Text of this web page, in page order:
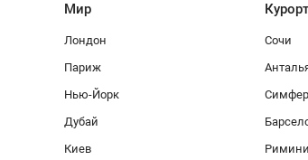
Мир
Лондон
Париж
Нью-Йорк
Дубай
Киев
Сочи
Римини